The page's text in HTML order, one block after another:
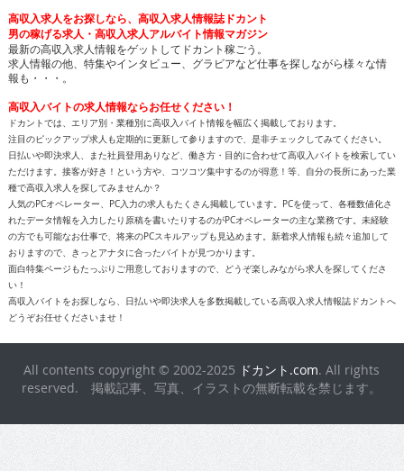
高収入求人をお探しなら、高収入求人情報誌ドカント
男の稼げる求人・高収入求人アルバイト情報マガジン
最新の高収入求人情報をゲットしてドカント稼ごう。
求人情報の他、特集やインタビュー、グラビアなど仕事を探しながら様々な情
報も・・・。
高収入バイトの求人情報ならお任せください！
ドカントでは、エリア別・業種別に高収入バイト情報を幅広く掲載しております。
注目のピックアップ求人も定期的に更新して参りますので、是非チェックしてみてください。
日払いや即決求人、また社員登用ありなど、働き方・目的に合わせて高収入バイトを検索してい
ただけます。接客が好き！という方や、コツコツ集中するのが得意！等、自分の長所にあった業
種で高収入求人を探してみませんか？
人気のPCオペレーター、PC入力の求人もたくさん掲載しています。PCを使って、各種数値化さ
れたデータ情報を入力したり原稿を書いたりするのがPCオペレーターの主な業務です。未経験
の方でも可能なお仕事で、将来のPCスキルアップも見込めます。新着求人情報も続々追加して
おりますので、きっとアナタに合ったバイトが見つかります。
面白特集ページもたっぷりご用意しておりますので、どうぞ楽しみながら求人を探してくださ
い！
高収入バイトをお探しなら、日払いや即決求人を多数掲載している高収入求人情報誌ドカントへ
どうぞお任せくださいませ！
All contents copyright © 2002-2025 ドカント.com. All rights
reserved. 掲載記事、写真、イラストの無断転載を禁じます。